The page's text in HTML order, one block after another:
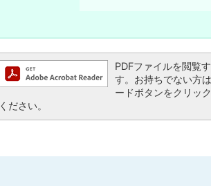
PDFファイルを閲覧
す。お持ちでない方
ードボタンをクリッ
ください。